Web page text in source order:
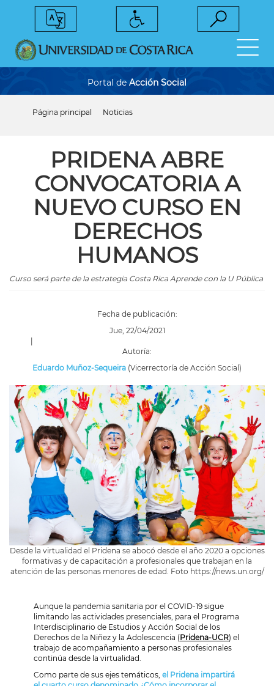
Portal de Acción Social
navegación
Página principal Noticias
PRIDENA ABRE
CONVOCATORIA A
NUEVO CURSO EN
DERECHOS
HUMANOS
Curso será parte de la estrategia Costa Rica Aprende con la U Pública
Fecha de publicación:
Jue, 22/04/2021
|
Autoría:
Eduardo Muñoz-Sequeira (Vicerrectoría de Acción Social)
Desde la virtualidad el Pridena se abocó desde el año 2020 a opciones
formativas y de capacitación a profesionales que trabajan en la
atención de las personas menores de edad. Foto https://news.un.org/
Aunque la pandemia sanitaria por el COVID-19 sigue
limitando las actividades presenciales, para el Programa
Interdisciplinario de Estudios y Acción Social de los
Derechos de la Niñez y la Adolescencia (Pridena-UCR) el
trabajo de acompañamiento a personas profesionales
continúa desde la virtualidad.
Como parte de sus ejes temáticos, el Pridena impartirá